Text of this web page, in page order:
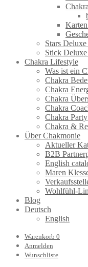
Stars
Stick
Chakra Lifestyle
Was ist ein
Chakra
Chakra
Chakra
Chakra
Chakra Party
Chakra &
Über Chakmonie
Aktueller
B2B
English
Maren
Wohlfühl-
Blog
Deutsch
English
Warenkorb 0
Anmelden
Wunschliste